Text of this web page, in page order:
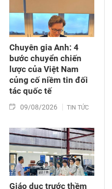
Chuyên gia Anh: 4
bước chuyển chiến
lược của Việt Nam
củng cố niềm tin đối
tác quốc tế
09/08/2026 TIN TỨC
Giáo dục trước thềm